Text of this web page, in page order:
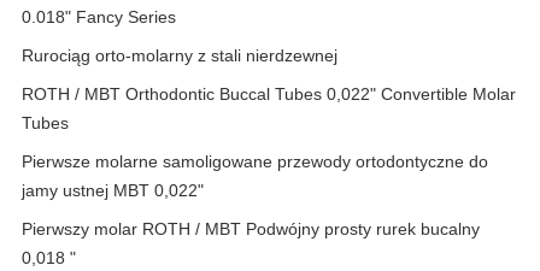
0.018" Fancy Series
Rurociąg orto-molarny z stali nierdzewnej
ROTH / MBT Orthodontic Buccal Tubes 0,022" Convertible Molar
Tubes
Pierwsze molarne samoligowane przewody ortodontyczne do
jamy ustnej MBT 0,022"
Pierwszy molar ROTH / MBT Podwójny prosty rurek bucalny
0,018 "